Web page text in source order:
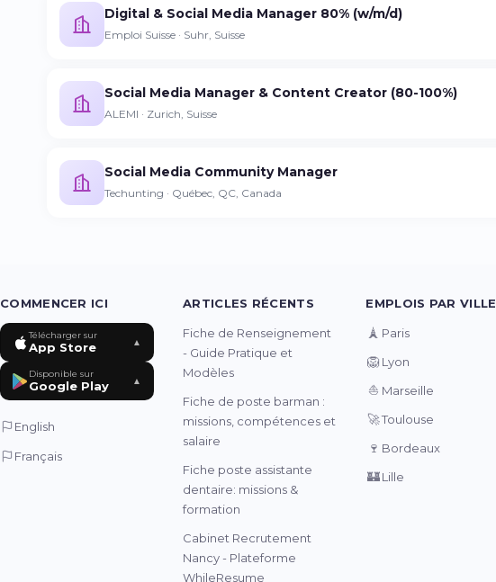
Digital & Social Media Manager 80% (w/m/d)
Emploi Suisse · Suhr, Suisse
Social Media Manager & Content Creator (80-100%)
ALEMI · Zurich, Suisse
Social Media Community Manager
Techunting · Québec, QC, Canada
Se connecter sur le web
navigateur
COMMENCER ICI
Télécharger sur
App Store ▲
Disponible sur
Google Play ▲
English
Français
ARTICLES RÉCENTS
Fiche de Renseignement
- Guide Pratique et
Modèles
Fiche de poste barman :
missions, compétences et
salaire
Fiche poste assistante
dentaire: missions &
formation
Cabinet Recrutement
Nancy - Plateforme
WhileResume
EMPLOIS PAR VILLE
🗼 Paris
🦁 Lyon
⛵ Marseille
🚀Toulouse
🍷 Bordeaux
🏰Lille